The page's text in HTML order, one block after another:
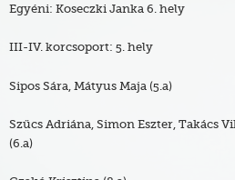
Egyéni: Koseczki Janka 6. hely
III-IV. korcsoport: 5. hely
Sipos Sára, Mátyus Maja (5.a)
Szűcs Adriána, Simon Eszter, Takács
(6.a)